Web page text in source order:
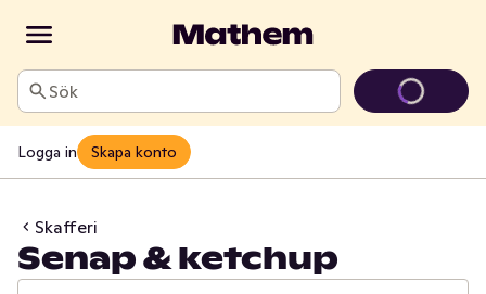
Sök
Logga in Skapa konto
Skafferi
Senap & ketchup